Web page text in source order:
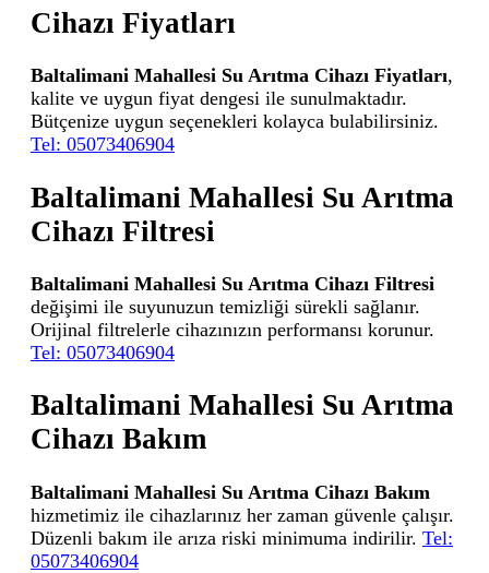
Cihazı Fiyatları
Baltalimani Mahallesi Su Arıtma Cihazı Fiyatları,
kalite ve uygun fiyat dengesi ile sunulmaktadır.
Bütçenize uygun seçenekleri kolayca bulabilirsiniz.
Tel: 05073406904
Baltalimani Mahallesi Su Arıtma
Cihazı Filtresi
Baltalimani Mahallesi Su Arıtma Cihazı Filtresi
değişimi ile suyunuzun temizliği sürekli sağlanır.
Orijinal filtrelerle cihazınızın performansı korunur.
Tel: 05073406904
Baltalimani Mahallesi Su Arıtma
Cihazı Bakım
Baltalimani Mahallesi Su Arıtma Cihazı Bakım
hizmetimiz ile cihazlarınız her zaman güvenle çalışır.
Düzenli bakım ile arıza riski minimuma indirilir. Tel:
05073406904